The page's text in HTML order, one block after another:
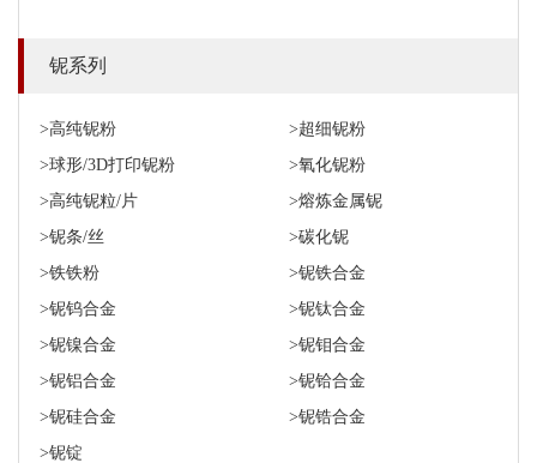
铌系列
>高纯铌粉
>超细铌粉
>球形/3D打印铌粉
>氧化铌粉
>高纯铌粒/片
>熔炼金属铌
>铌条/丝
>碳化铌
>铁铁粉
>铌铁合金
>铌钨合金
>铌钛合金
>铌镍合金
>铌钼合金
>铌铝合金
>铌铪合金
>铌硅合金
>铌锆合金
>铌锭